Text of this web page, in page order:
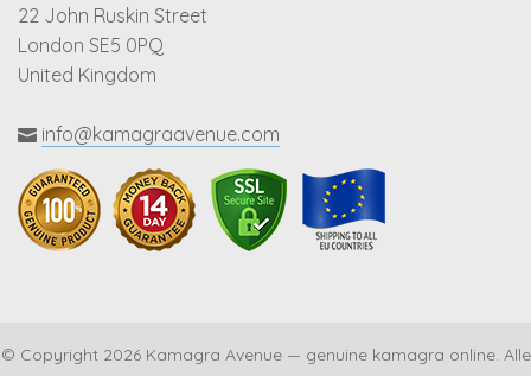
22 John Ruskin Street
London SE5 0PQ
United Kingdom
info@kamagraavenue.com
© Copyright 2026 Kamagra Avenue — genuine kamagra online. Alle